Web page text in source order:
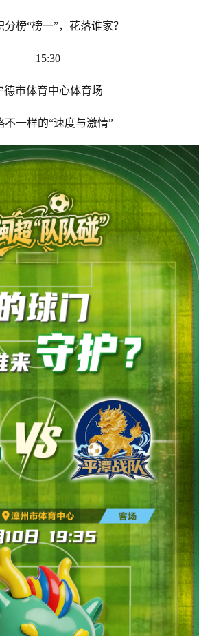
分榜“榜一”，花落谁家？
15:30
德市体育中心体育场
不一样的“速度与激情”